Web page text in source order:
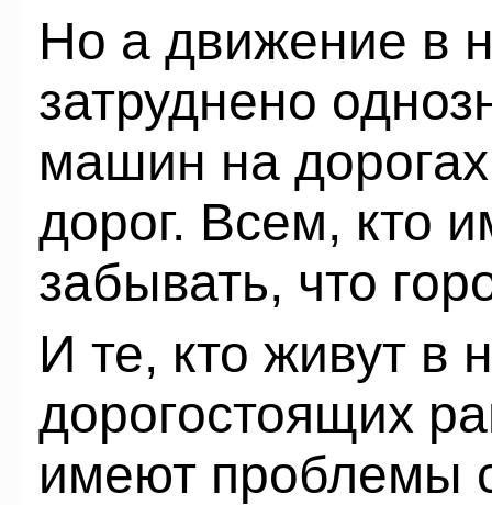
Но а движение в
затруднено
машин на
дорог. Всем, кто
забывать, что
И те, кто живут в
дорогостоящих
имеют проблемы